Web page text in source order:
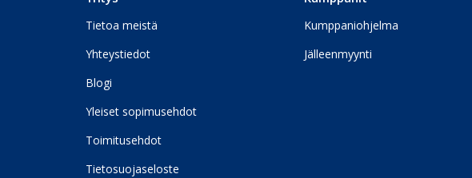
Tietoa meistä
Yhteystiedot
Blogi
Yleiset sopimusehdot
Toimitusehdot
Tietosuojaseloste
Kumppaniohjelma
Jälleenmyynti